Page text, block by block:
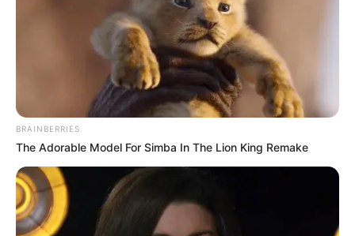
BRAINBERRIES
The Adorable Model For Simba In The Lion King Remake